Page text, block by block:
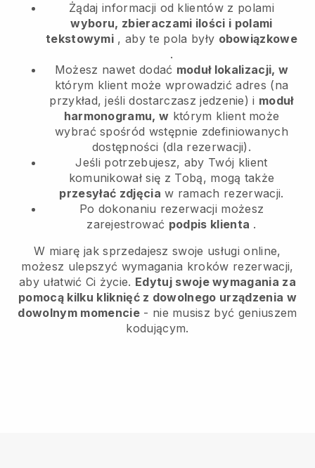
Żądaj informacji od klientów z polami
wyboru, zbieraczami ilości i polami
tekstowymi , aby te pola były obowiązkowe
.
Możesz nawet dodać moduł lokalizacji, w
którym klient może wprowadzić adres (na
przykład, jeśli dostarczasz jedzenie) i moduł
harmonogramu, w którym klient może
wybrać spośród wstępnie zdefiniowanych
dostępności (dla rezerwacji).
Jeśli potrzebujesz, aby Twój klient
komunikował się z Tobą, mogą także
przesyłać zdjęcia w ramach rezerwacji.
Po dokonaniu rezerwacji możesz
zarejestrować podpis klienta .
W miarę jak sprzedajesz swoje usługi online,
możesz ulepszyć wymagania kroków rezerwacji,
aby ułatwić Ci życie. Edytuj swoje wymagania za
pomocą kilku kliknięć z dowolnego urządzenia w
dowolnym momencie- nie musisz być geniuszem
kodującym.